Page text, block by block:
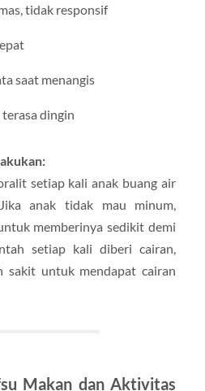
tidak responsif
saat menangis
terasa dingin
setiap kali anak buang air
anak tidak mau minum,
memberinya sedikit demi
setiap kali diberi cairan,
sakit untuk mendapat cairan
Makan dan Aktivitas